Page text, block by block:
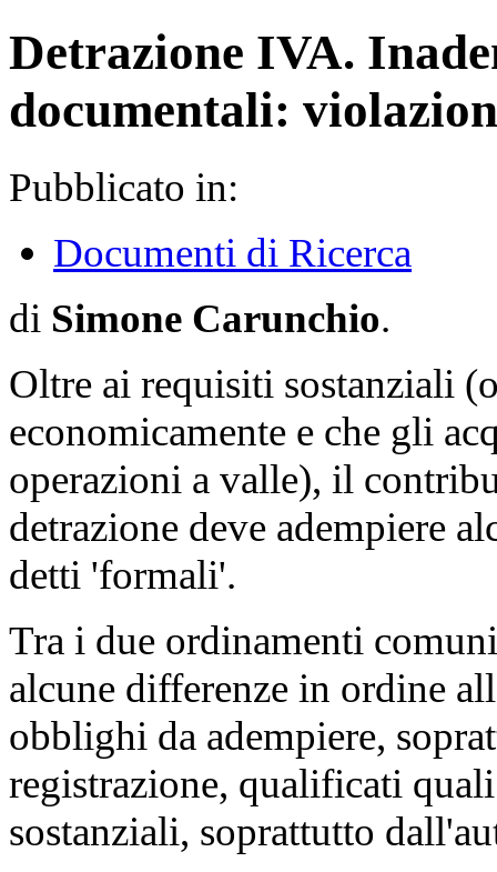
Detrazione IVA.
documentali:
Pubblicato in:
Documenti di Ricerca
di Simone Carunchio.
Oltre ai requisiti sostanziali
economicamente e che gli
operazioni a valle), il
detrazione deve adempiere
detti 'formali'.
Tra i due ordinamenti
alcune differenze in ordine
obblighi da adempiere,
registrazione, qualificati
sostanziali, soprattutto